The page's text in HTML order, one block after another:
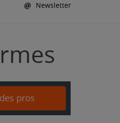
Newsletter
pros